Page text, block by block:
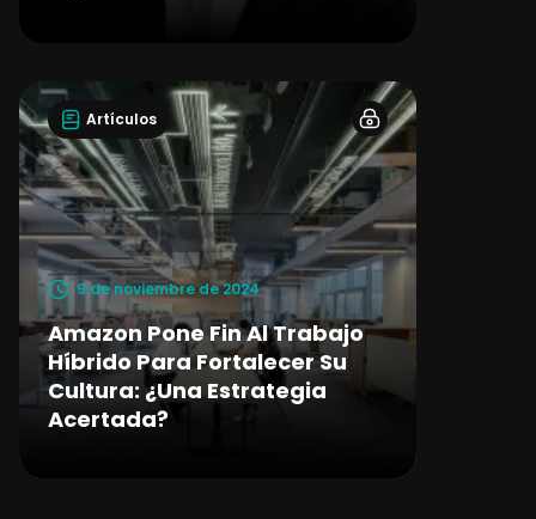
Artículos
9 de noviembre de 2024
Amazon Pone Fin Al Trabajo
Híbrido Para Fortalecer Su
Cultura: ¿una Estrategia
Acertada?